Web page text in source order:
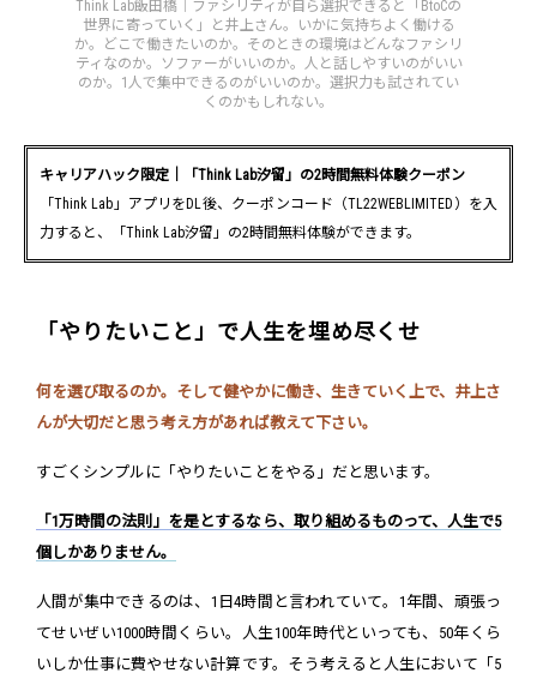
Think Lab飯田橋｜ファシリティが自ら選択できると「BtoCの
世界に寄っていく」と井上さん。いかに気持ちよく働ける
か。どこで働きたいのか。そのときの環境はどんなファシリ
ティなのか。ソファーがいいのか。人と話しやすいのがいい
のか。1人で集中できるのがいいのか。選択力も試されてい
くのかもしれない。
キャリアハック限定｜「Think Lab汐留」の2時間無料体験クーポン
「Think Lab」アプリをDL後、クーポンコード（TL22WEBLIMITED）を入
力すると、「Think Lab汐留」の2時間無料体験ができます。
「やりたいこと」で人生を埋め尽くせ
何を選び取るのか。そして健やかに働き、生きていく上で、井上さ
んが大切だと思う考え方があれば教えて下さい。
すごくシンプルに「やりたいことをやる」だと思います。
「1万時間の法則」を是とするなら、取り組めるものって、人生で5
個しかありません。
人間が集中できるのは、1日4時間と言われていて。1年間、頑張っ
てせいぜい1000時間くらい。人生100年時代といっても、50年くら
いしか仕事に費やせない計算です。そう考えると人生において「5